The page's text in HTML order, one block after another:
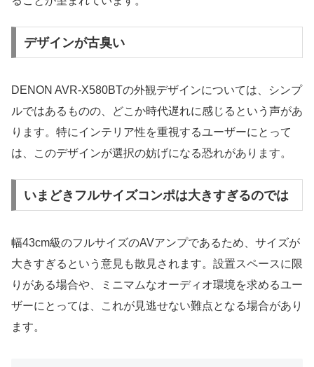
デザインが古臭い
DENON AVR-X580BTの外観デザインについては、シンプ
ルではあるものの、どこか時代遅れに感じるという声があ
ります。特にインテリア性を重視するユーザーにとって
は、このデザインが選択の妨げになる恐れがあります。
いまどきフルサイズコンポは大きすぎるのでは
幅43cm級のフルサイズのAVアンプであるため、サイズが
大きすぎるという意見も散見されます。設置スペースに限
りがある場合や、ミニマムなオーディオ環境を求めるユー
ザーにとっては、これが見逃せない難点となる場合があり
ます。